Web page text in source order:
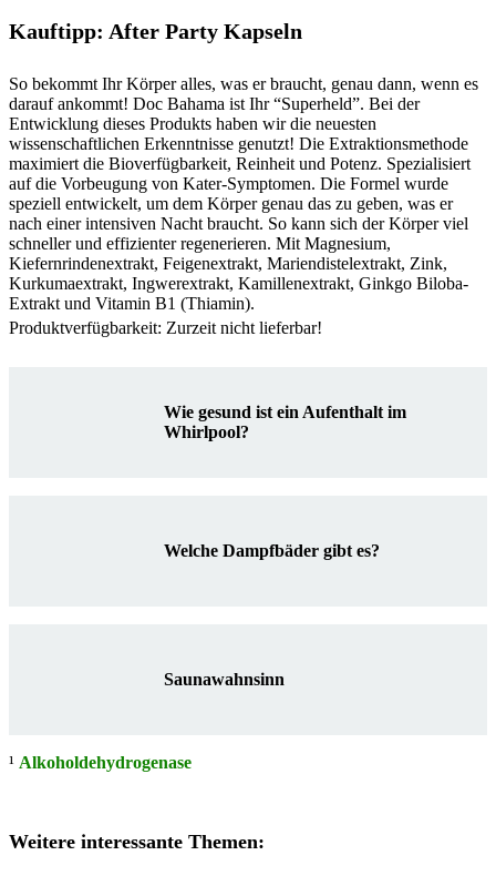
Kauftipp: After Party Kapseln
So bekommt Ihr Körper alles, was er braucht, genau dann, wenn es
darauf ankommt! Doc Bahama ist Ihr “Superheld”. Bei der
Entwicklung dieses Produkts haben wir die neuesten
wissenschaftlichen Erkenntnisse genutzt! Die Extraktionsmethode
maximiert die Bioverfügbarkeit, Reinheit und Potenz. Spezialisiert
auf die Vorbeugung von Kater-Symptomen. Die Formel wurde
speziell entwickelt, um dem Körper genau das zu geben, was er
nach einer intensiven Nacht braucht. So kann sich der Körper viel
schneller und effizienter regenerieren. Mit Magnesium,
Kiefernrindenextrakt, Feigenextrakt, Mariendistelextrakt, Zink,
Kurkumaextrakt, Ingwerextrakt, Kamillenextrakt, Ginkgo Biloba-
Extrakt und Vitamin B1 (Thiamin).
Produktverfügbarkeit: Zurzeit nicht lieferbar!
Wie gesund ist ein Aufenthalt im
Whirlpool?
Welche Dampfbäder gibt es?
Saunawahnsinn
¹ Alkoholdehydrogenase
Weitere interessante Themen: